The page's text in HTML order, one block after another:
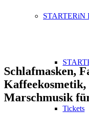
STARTERiN
Tickets
Schlafmasken,
Kaffeekosmetik,
Marschmusik